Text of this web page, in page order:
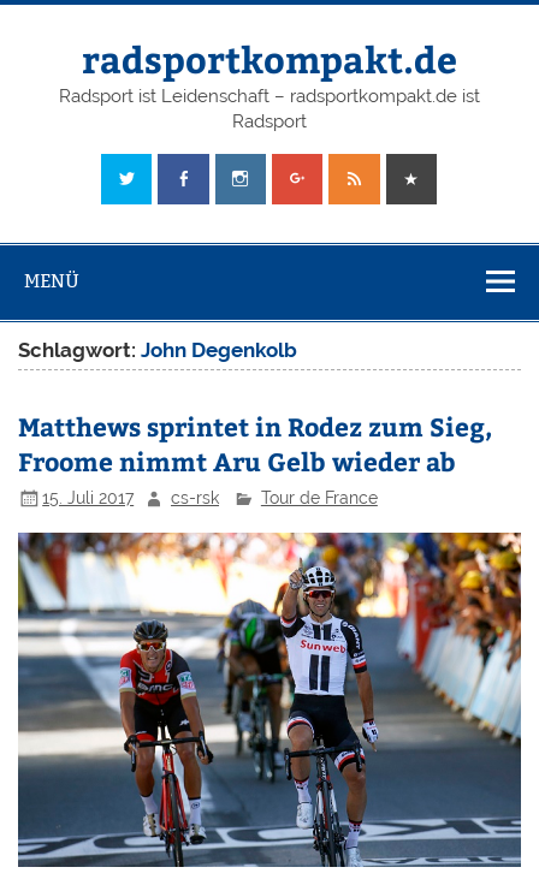
radsportkompakt.de
Radsport ist Leidenschaft – radsportkompakt.de ist
Radsport
MENÜ
Schlagwort:John Degenkolb
Matthews sprintet in Rodez zum Sieg,
Froome nimmt Aru Gelb wieder ab
15. Juli 2017 cs-rsk Tour de France